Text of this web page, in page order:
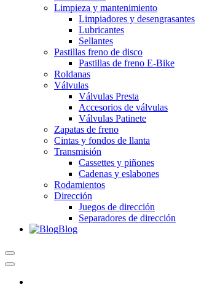
Limpieza y mantenimiento
Limpiadores y desengrasantes
Lubricantes
Sellantes
Pastillas freno de disco
Pastillas de freno E-Bike
Roldanas
Válvulas
Válvulas Presta
Accesorios de válvulas
Válvulas Patinete
Zapatas de freno
Cintas y fondos de llanta
Transmisión
Cassettes y piñones
Cadenas y eslabones
Rodamientos
Dirección
Juegos de dirección
Separadores de dirección
Blog